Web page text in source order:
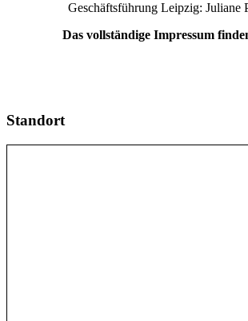
Geschäftsführung Leipzig: Juliane
Das vollständige Impressum
Standort